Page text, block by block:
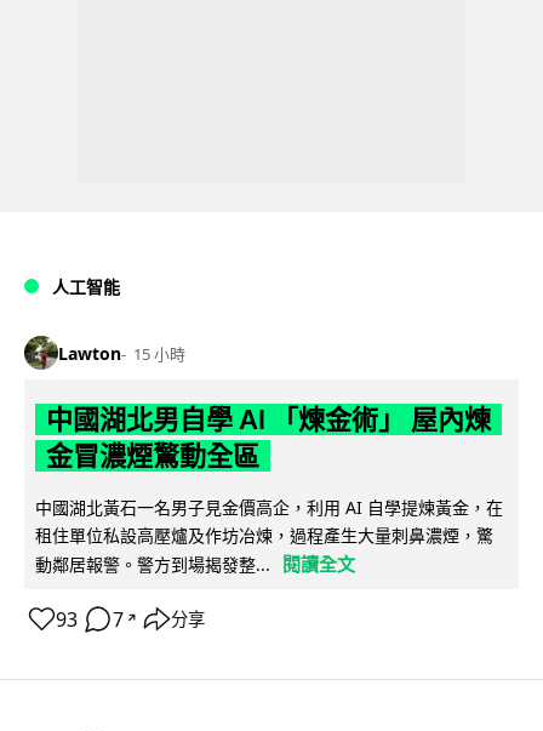
人工智能
Lawton 15 小時
中國湖北男自學 AI 「煉金術」 屋內煉
金冒濃煙驚動全區
中國湖北黃石一名男子見金價高企，利用 AI 自學提煉黃金，在
租住單位私設高壓爐及作坊冶煉，過程產生大量刺鼻濃煙，驚
動鄰居報警。警方到場揭發整...
閱讀全文
93 7 ↗ 分享